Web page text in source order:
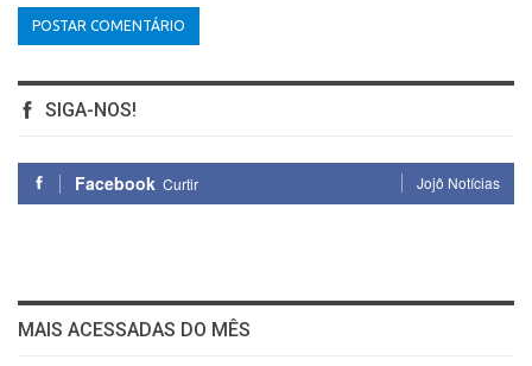
SIGA-NOS!
Facebook Curtir Jojô Notícias
MAIS ACESSADAS DO MÊS